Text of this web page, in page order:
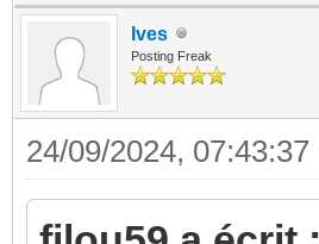
Ives
Posting Freak
24/09/2024, 07:43:37